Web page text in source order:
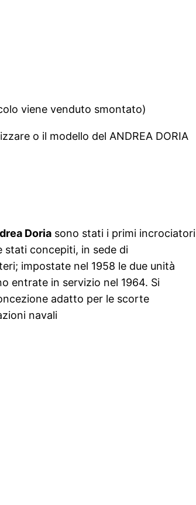
viene venduto smontato)
o il modello del ANDREA DORIA
Doria sono stati i primi incrociatori
stati concepiti, in sede di
impostate nel 1958 le due unità
entrate in servizio nel 1964. Si
adatto per le scorte
navali